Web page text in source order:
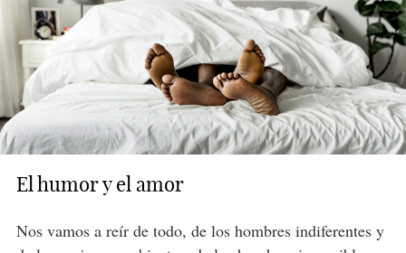
El humor y el amor
Nos vamos a reír de todo, de los hombres indiferentes y